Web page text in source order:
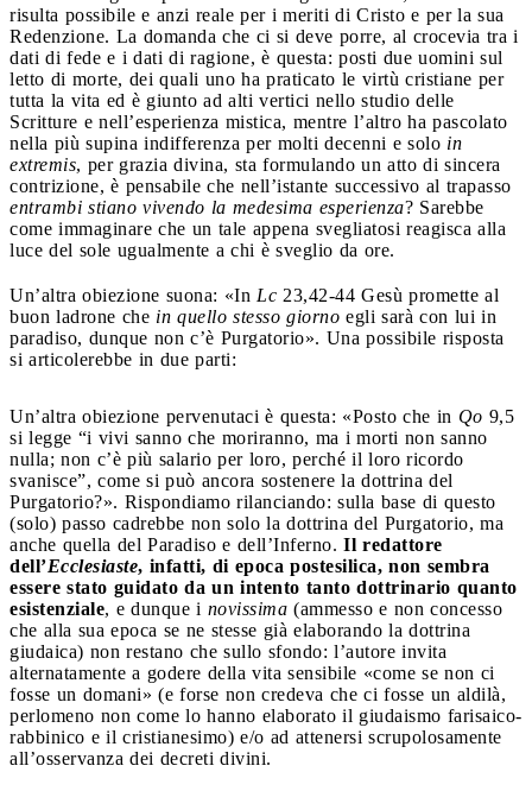
risulta possibile e anzi reale per i meriti di Cristo e per la sua
Redenzione. La domanda che ci si deve porre, al crocevia tra i
dati di fede e i dati di ragione, è questa: posti due uomini sul
letto di morte, dei quali uno ha praticato le virtù cristiane per
tutta la vita ed è giunto ad alti vertici nello studio delle
Scritture e nell’esperienza mistica, mentre l’altro ha pascolato
nella più supina indifferenza per molti decenni e solo in
extremis, per grazia divina, sta formulando un atto di sincera
contrizione, è pensabile che nell’istante successivo al trapasso
entrambi stiano vivendo la medesima esperienza? Sarebbe
come immaginare che un tale appena svegliatosi reagisca alla
luce del sole ugualmente a chi è sveglio da ore.
Un’altra obiezione suona: «In Lc 23,42-44 Gesù promette al
buon ladrone che in quello stesso giorno egli sarà con lui in
paradiso, dunque non c’è Purgatorio». Una possibile risposta
si articolerebbe in due parti:
Un’altra obiezione pervenutaci è questa: «Posto che in Qo 9,5
si legge “i vivi sanno che moriranno, ma i morti non sanno
nulla; non c’è più salario per loro, perché il loro ricordo
svanisce”, come si può ancora sostenere la dottrina del
Purgatorio?». Rispondiamo rilanciando: sulla base di questo
(solo) passo cadrebbe non solo la dottrina del Purgatorio, ma
anche quella del Paradiso e dell’Inferno. Il redattore
dell’Ecclesiaste, infatti, di epoca postesilica, non sembra
essere stato guidato da un intento tanto dottrinario quanto
esistenziale, e dunque i novissima (ammesso e non concesso
che alla sua epoca se ne stesse già elaborando la dottrina
giudaica) non restano che sullo sfondo: l’autore invita
alternatamente a godere della vita sensibile «come se non ci
fosse un domani» (e forse non credeva che ci fosse un aldilà,
perlomeno non come lo hanno elaborato il giudaismo farisaico-
rabbinico e il cristianesimo) e/o ad attenersi scrupolosamente
all’osservanza dei decreti divini.